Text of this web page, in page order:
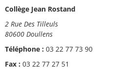
Collège Jean Rostand
2 Rue Des Tilleuls
80600 Doullens
Téléphone : 03 22 77 73 90
Fax : 03 22 77 27 51